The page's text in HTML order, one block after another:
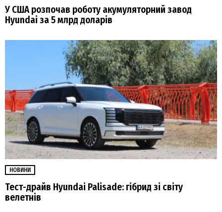
У США розпочав роботу акумуляторний завод
Hyundai за 5 млрд доларів
НОВИНИ
Тест-драйв Hyundai Palisade: гібрид зі світу
велетнів